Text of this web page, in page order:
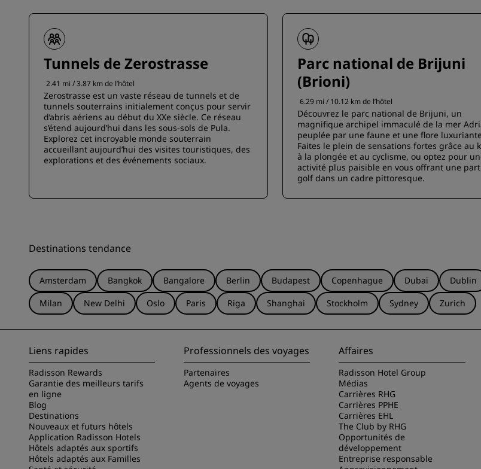
Tunnels de Zerostrasse
2.41 mi / 3.87 km de l’hôtel
Zerostrasse est un vaste réseau de tunnels et de
tunnels souterrains initialement conçus pour servir
d’abris aériens au début du XXe siècle. Ce réseau
s’étend aujourd’hui dans les sous-sols de Pula.
Explorez cet incroyable monde souterrain
accueillant aujourd’hui des visites touristiques, des
explorations et des événements sociaux.
Parc national de Brijuni
(Brioni)
6.29 mi / 10.12 km de l’hôtel
Découvrez le parc national de Brijuni, un
magnifique archipel immaculé de la mer
peuplée par une faune et une flore
Faites le plein de sensations fortes grâce au
à la plongée et au cyclisme, ou optez pour
activité plus paisible en vous offrant une
golf dans un cadre pittoresque.
Destinations tendance
Amsterdam Bangkok Bangalore Berlin Budapest Copenhague Dubaï Dublin
Milan
New Delhi Oslo Paris Riga Shanghai Stockholm Sydney Zurich
Liens rapides
Radisson Rewards
Garantie des meilleurs tarifs
en ligne
Blog
Destinations
Nouveaux et futurs hôtels
Application Radisson Hotels
Hôtels adaptés aux sportifs
Hôtels adaptés aux Familles
Professionnels des voyages
Partenaires
Agents de voyages
Affaires
Radisson Hotel Group
Médias
Carrières RHG
Carrières PPHE
Carrières EHL
The Club by RHG
Opportunités de
développement
Entreprise responsable